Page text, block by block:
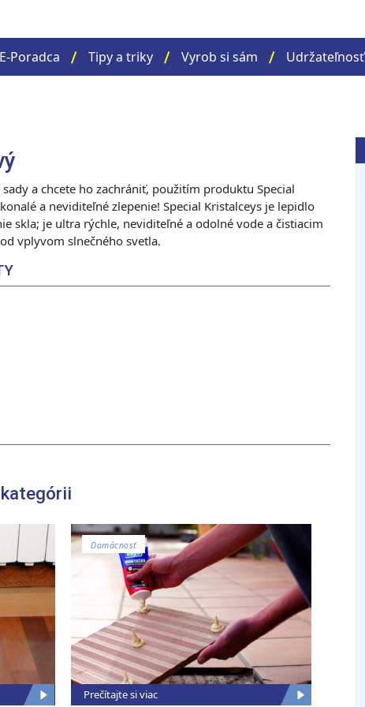
E-Poradca Tipy a triky Vyrob si sám Udržateľnosť
a chcete ho zachrániť, použitím produktu Special
a neviditeľné zlepenie! Special Kristalceys je lepidlo
skla; je ultra rýchle, neviditeľné a odolné vode a čistiacim
vplyvom slnečného svetla.
Domácnosť
Prečítajte si viac